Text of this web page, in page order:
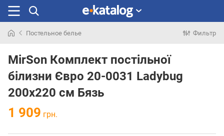
раньше
Постельное белье Фильтр
MirSon Комплект постільної
білизни Євро 20-0031 Ladybug
200х220 см Бязь
1 909 грн.